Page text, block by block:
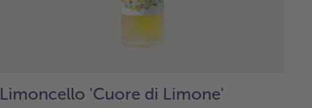
Limoncello 'Cuore di Limone'